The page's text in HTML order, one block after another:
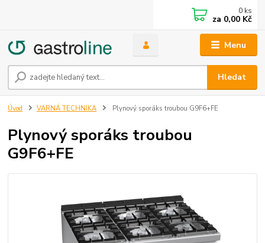
Menu
Hledat
0 ks
za 0,00 Kč
Úvod VARNÁ TECHNIKA Plynový sporáks troubou G9F6+FE
Plynový sporáks troubou
G9F6+FE